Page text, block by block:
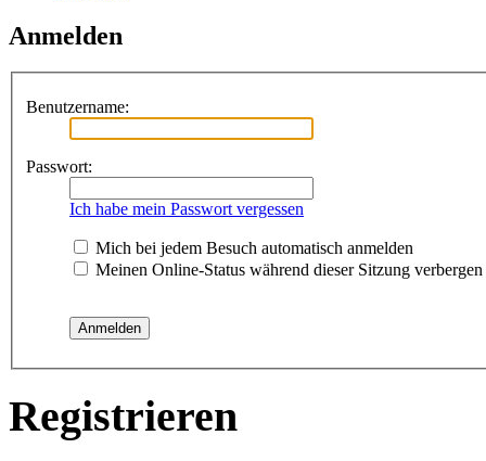
Anmelden
Benutzername:
Passwort:
Ich habe mein Passwort vergessen
Mich bei jedem Besuch automatisch anmelden
Meinen Online-Status während dieser Sitzung verbergen
Registrieren